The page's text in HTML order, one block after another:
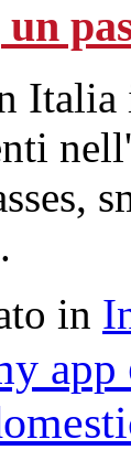
Italia
in
app